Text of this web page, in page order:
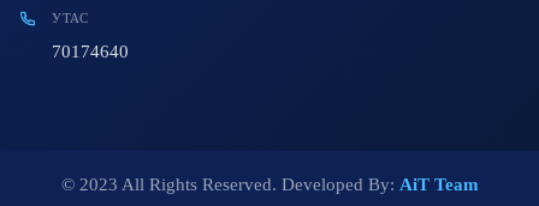
УТАС
70174640
© 2023 All Rights Reserved. Developed By: AiT Team